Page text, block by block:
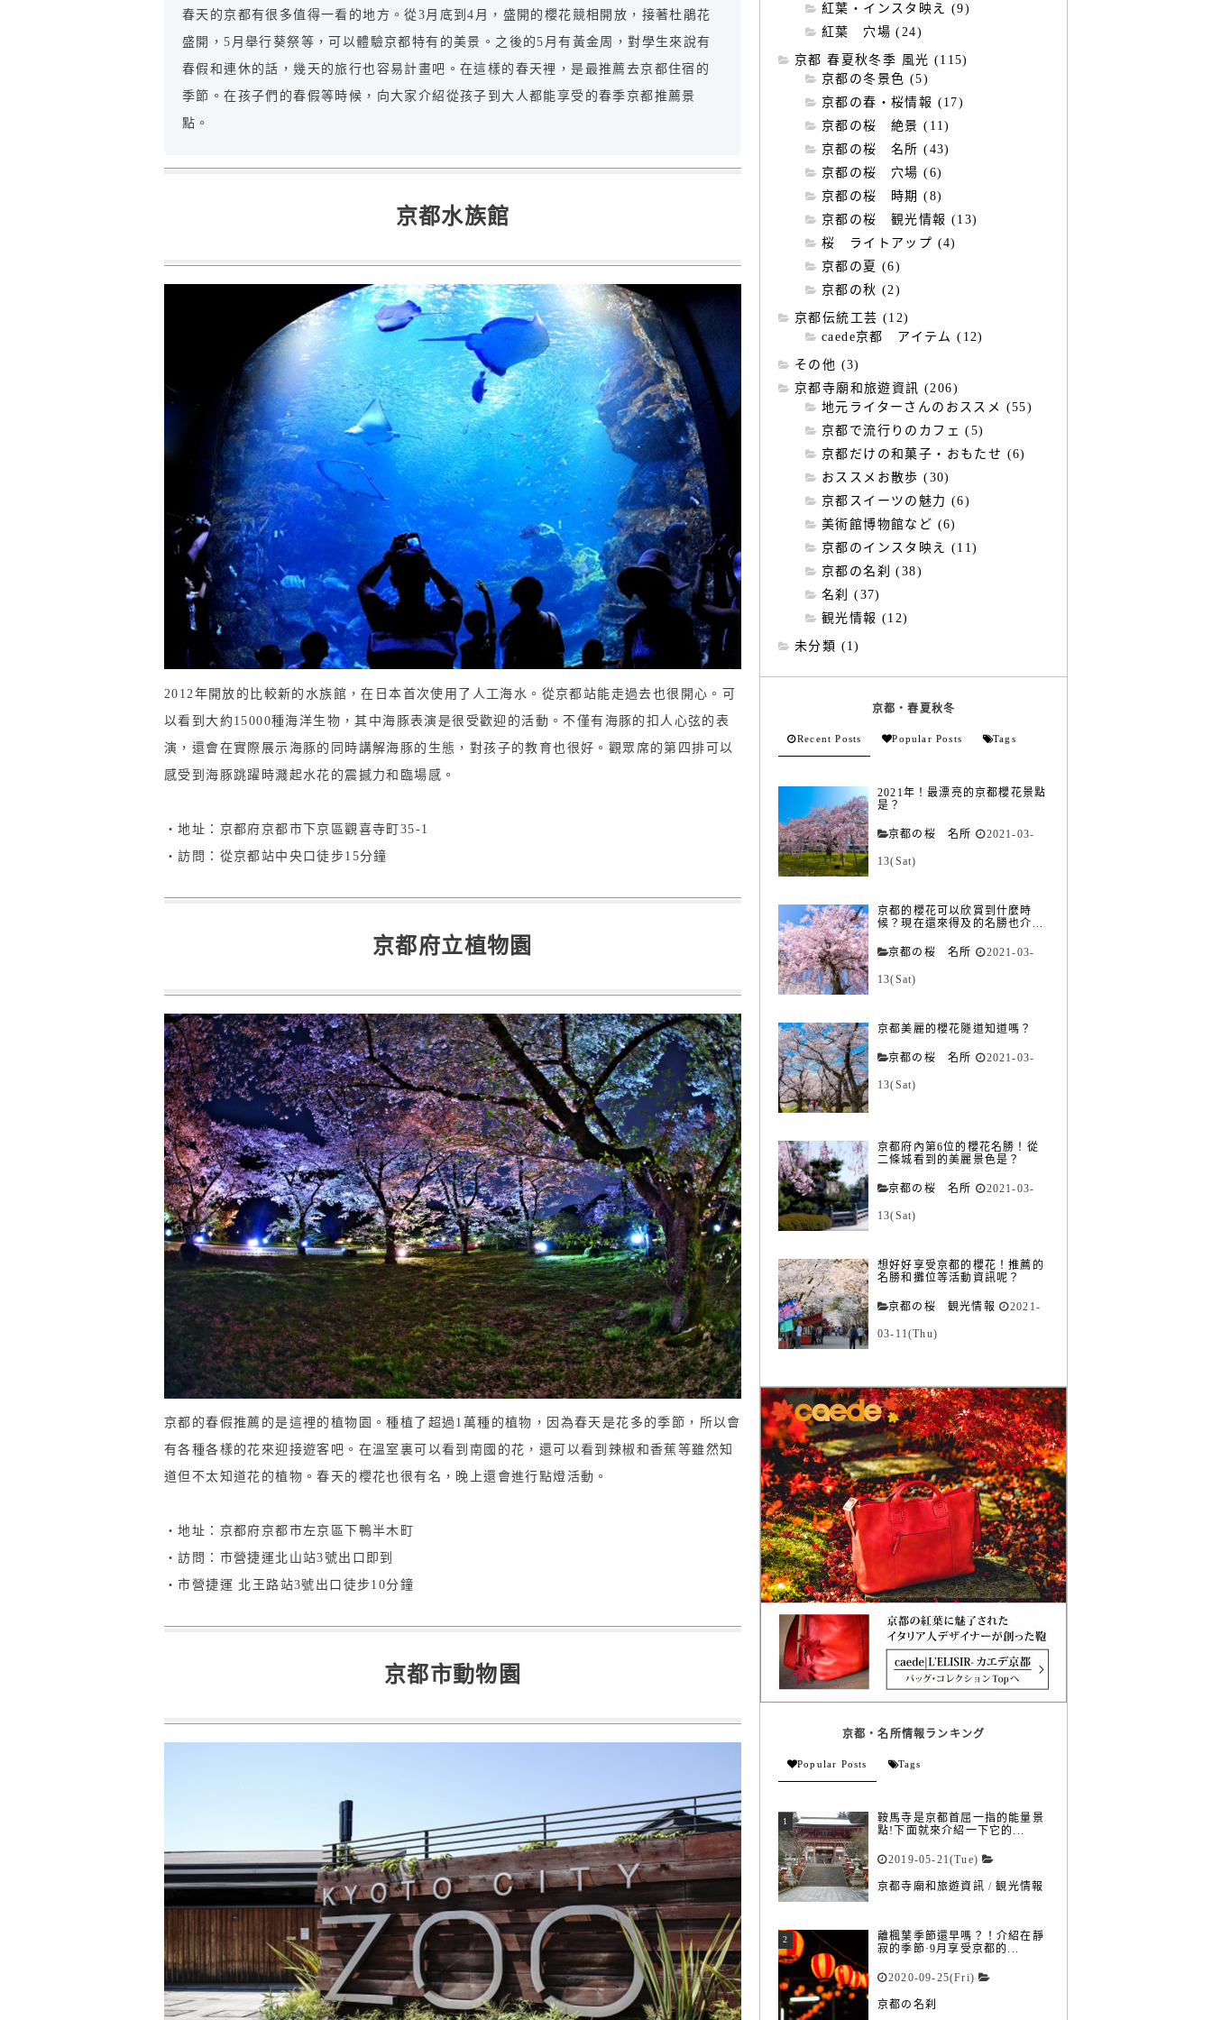
春天的京都有很多值得一看的地方。從3月底到4月，盛開的櫻花競相開放，接著杜鵑花
盛開，5月舉行葵祭等，可以體驗京都特有的美景。之後的5月有黃金周，對學生來說有
春假和連休的話，幾天的旅行也容易計畫吧。在這樣的春天裡，是最推薦去京都住宿的
季節。在孩子們的春假等時候，向大家介紹從孩子到大人都能享受的春季京都推薦景
點。
京都水族館
2012年開放的比較新的水族館，在日本首次使用了人工海水。從京都站能走過去也很開心。可
以看到大約15000種海洋生物，其中海豚表演是很受歡迎的活動。不僅有海豚的扣人心弦的表
演，還會在實際展示海豚的同時講解海豚的生態，對孩子的教育也很好。觀眾席的第四排可以
感受到海豚跳躍時濺起水花的震撼力和臨場感。
・地址：京都府京都市下京區觀喜寺町35-1
・訪問：從京都站中央口徒步15分鐘
京都府立植物園
京都的春假推薦的是這裡的植物園。種植了超過1萬種的植物，因為春天是花多的季節，所以會
有各種各樣的花來迎接遊客吧。在溫室裏可以看到南國的花，還可以看到辣椒和香蕉等雖然知
道但不太知道花的植物。春天的櫻花也很有名，晚上還會進行點燈活動。
・地址：京都府京都市左京區下鴨半木町
・訪問：市營捷運北山站3號出口即到
・市營捷運 北王路站3號出口徒步10分鐘
京都市動物園
紅葉・インスタ映え (9)
紅葉 穴場 (24)
京都 春夏秋冬季 風光 (115)
京都の冬景色 (5)
京都の春・桜情報 (17)
京都の桜 絶景 (11)
京都の桜 名所 (43)
京都の桜 穴場 (6)
京都の桜 時期 (8)
京都の桜 観光情報 (13)
桜 ライトアップ (4)
京都の夏 (6)
京都の秋 (2)
京都伝統工芸 (12)
caede京都 アイテム (12)
その他 (3)
京都寺廟和旅遊資訊 (206)
地元ライターさんのおススメ (55)
京都で流行りのカフェ (5)
京都だけの和菓子・おもたせ (6)
おススメお散歩 (30)
京都スイーツの魅力 (6)
美術館博物館など (6)
京都のインスタ映え (11)
京都の名刹 (38)
名刹 (37)
観光情報 (12)
未分類 (1)
京都・春夏秋冬
Recent Posts Popular Posts Tags
2021年！最漂亮的京都櫻花景點
是？
京都の桜 名所 2021-03-
13(Sat)
京都的櫻花可以欣賞到什麼時
候？現在還來得及的名勝也介...
京都の桜 名所 2021-03-
13(Sat)
京都美麗的櫻花隧道知道嗎？
京都の桜 名所 2021-03-
13(Sat)
京都府內第6位的櫻花名勝！從
二條城看到的美麗景色是？
京都の桜 名所 2021-03-
13(Sat)
想好好享受京都的櫻花！推薦的
名勝和攤位等活動資訊呢？
京都の桜 観光情報 2021-
03-11(Thu)
京都・名所情報ランキング
Popular Posts Tags
鞍馬寺是京都首屈一指的能量景
點!下面就來介紹一下它的...
2019-05-21(Tue)
京都寺廟和旅遊資訊 /観光情報
離楓葉季節還早嗎？！介紹在靜
寂的季節·9月享受京都的...
2020-09-25(Fri)
京都の名刹